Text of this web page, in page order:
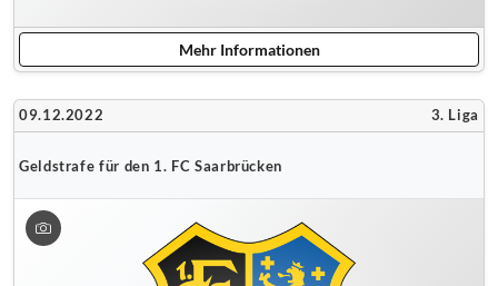
Mehr Informationen
09.12.2022 3. Liga
Geldstrafe für den 1. FC Saarbrücken